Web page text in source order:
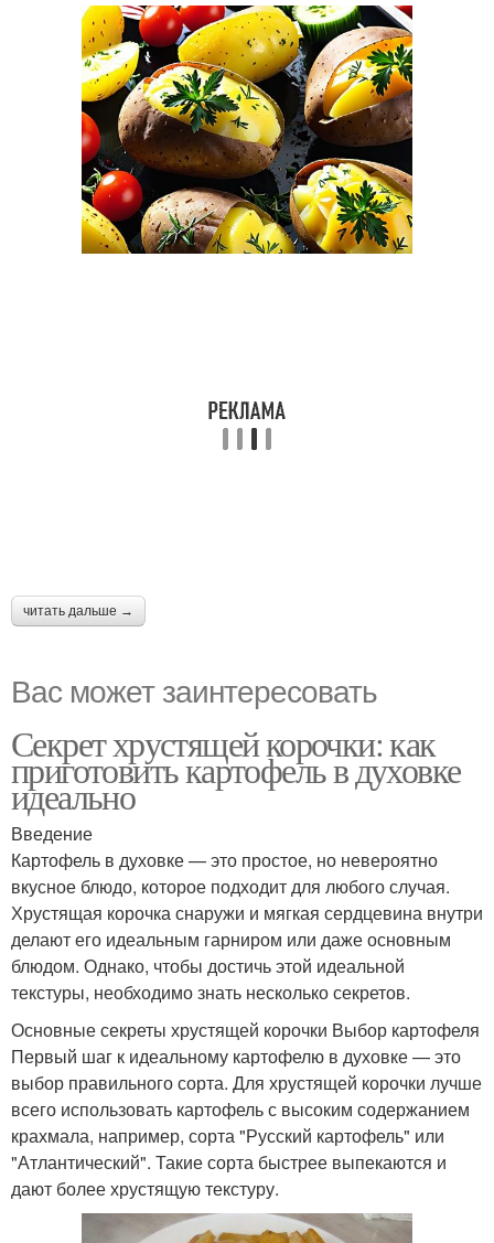
читать дальше →
Вас может заинтересовать
Секрет хрустящей корочки: как
приготовить картофель в духовке
идеально
Введение
Картофель в духовке — это простое, но невероятно
вкусное блюдо, которое подходит для любого случая.
Хрустящая корочка снаружи и мягкая сердцевина внутри
делают его идеальным гарниром или даже основным
блюдом. Однако, чтобы достичь этой идеальной
текстуры, необходимо знать несколько секретов.
Основные секреты хрустящей корочки Выбор картофеля
Первый шаг к идеальному картофелю в духовке — это
выбор правильного сорта. Для хрустящей корочки лучше
всего использовать картофель с высоким содержанием
крахмала, например, сорта "Русский картофель" или
"Атлантический". Такие сорта быстрее выпекаются и
дают более хрустящую текстуру.